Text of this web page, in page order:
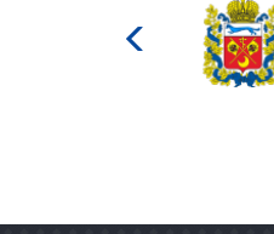
культуры
Российской
федерации